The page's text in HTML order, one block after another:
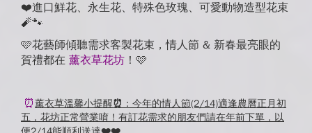
❤️進口鮮花、永生花、特殊色玫瑰、可愛動物造型花束
🧨🐾
🩷花藝師傾聽需求客製花束，情人節 & 新春最亮眼的
賀禮都在 薰衣草花坊 ！🩷
⏰薰衣草溫馨小提醒⏰：今年的情人節(2/14)適逢農曆正月初
五，花坊正常營業唷！有訂花需求的朋友們請在年前下單，以